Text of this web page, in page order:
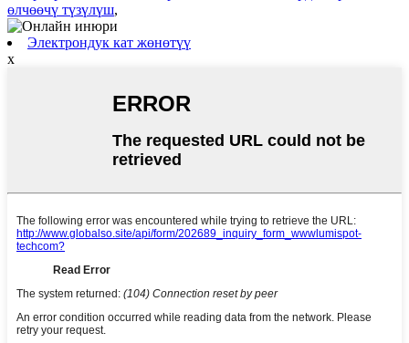
өлчөөчү түзүлүш,
Электрондук кат жөнөтүү
x